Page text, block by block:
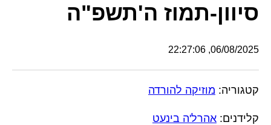
סיוון-תמוז ה'תשפ"ה
06/08/2025, 22:27:06
קטגוריה: מוזיקה להורדה
קלידנים: אהרל'ה בינעט